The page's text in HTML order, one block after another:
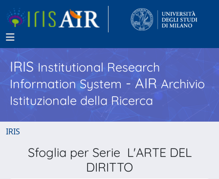
IRISInstitutional Research
Information System - AIR Archivio
Istituzionale della Ricerca
IRIS
Sfoglia per Serie L'ARTE DEL
DIRITTO